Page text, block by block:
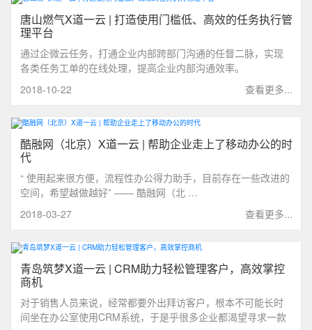
唐山燃气X道一云 | 打造使用门槛低、高效的任务执行管
理平台
通过企微云任务，打通企业内部跨部门沟通的任督二脉，实现
各类任务工单的在线处理，提高企业内部沟通效率。
查看更多...
2018-10-22
酷融网（北京）X道一云 | 帮助企业走上了移动办公的时
代
“ 使用起来很方便，流程性办公得力助手，目前存在一些改进的
空间，希望越做越好” —— 酷融网（北 …
查看更多...
2018-03-27
青岛筑梦X道一云 | CRM助力轻松管理客户，高效掌控
商机
对于销售人员来说，经常都要外出拜访客户，根本不可能长时
间坐在办公室使用CRM系统，于是乎很多企业都渴望寻求一款